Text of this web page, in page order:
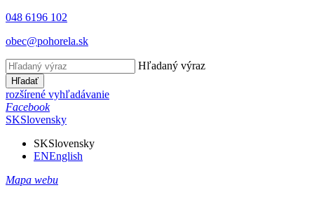
048 6196 102
obec@pohorela.sk
Hľadaný výraz
Hľadať
rozšírené vyhľadávanie
Facebook
SKSlovensky
SKSlovensky
ENEnglish
Mapa webu